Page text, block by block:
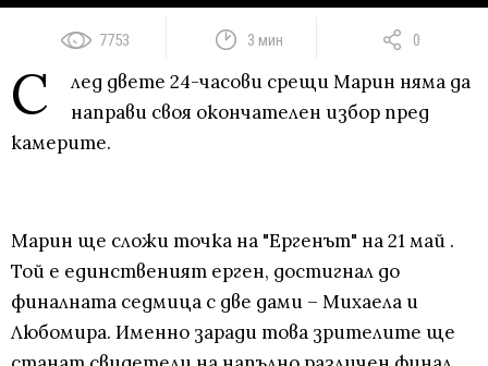
7753 3 мин 0
С
лед двете 24-часови срещи Марин няма да
направи своя окончателен избор пред
камерите.
Марин ще сложи точка на "Ергенът" на 21 май .
Той е единственият ерген, достигнал до
финалната седмица с две дами – Михаела и
Любомира. Именно заради това зрителите ще